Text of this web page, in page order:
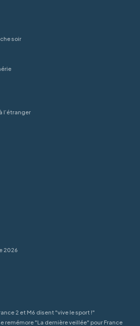
soir
l’étranger
2026
2 et M6 disent "vive le sport !"
remémore "La dernière veillée" pour France